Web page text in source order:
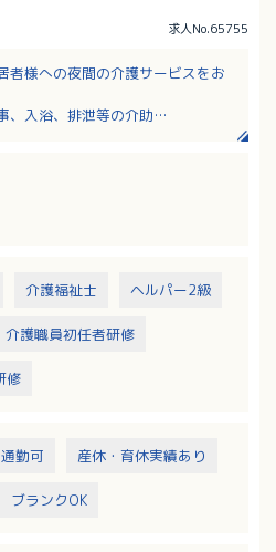
求人No.65755
者様への夜間の介護サービスをお
、入浴、排泄等の介助
介護福祉士 ヘルパー2級
介護職員初任者研修
修
勤可 産休・育休実績あり
ブランクOK